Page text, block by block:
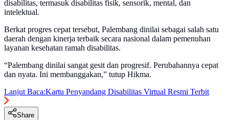
disabilitas, termasuk disabilitas fisik, sensorik, mental, dan
intelektual.
Berkat progres cepat tersebut, Palembang dinilai sebagai salah satu
daerah dengan kinerja terbaik secara nasional dalam pemenuhan
layanan kesehatan ramah disabilitas.
“Palembang dinilai sangat gesit dan progresif. Perubahannya cepat
dan nyata. Ini membanggakan,” tutup Hikma.
Lanjut Baca:Kartu Penyandang Disabilitas Virtual Resmi Terbit
Share